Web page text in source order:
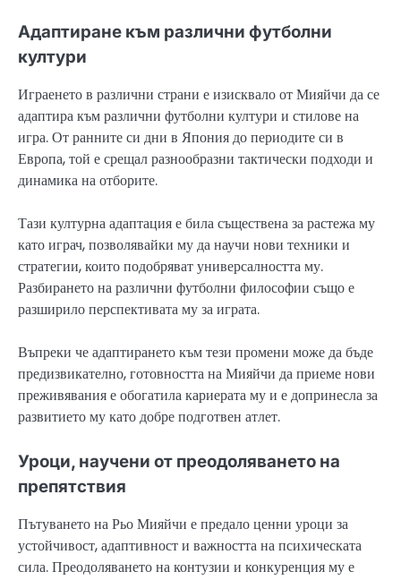
Адаптиране към различни футболни
култури
Играенето в различни страни е изисквало от Мияйчи да се
адаптира към различни футболни култури и стилове на
игра. От ранните си дни в Япония до периодите си в
Европа, той е срещал разнообразни тактически подходи и
динамика на отборите.
Тази културна адаптация е била съществена за растежа му
като играч, позволявайки му да научи нови техники и
стратегии, които подобряват универсалността му.
Разбирането на различни футболни философии също е
разширило перспективата му за играта.
Въпреки че адаптирането към тези промени може да бъде
предизвикателно, готовността на Мияйчи да приеме нови
преживявания е обогатила кариерата му и е допринесла за
развитието му като добре подготвен атлет.
Уроци, научени от преодоляването на
препятствия
Пътуването на Рьо Мияйчи е предало ценни уроци за
устойчивост, адаптивност и важността на психическата
сила. Преодоляването на контузии и конкуренция му е